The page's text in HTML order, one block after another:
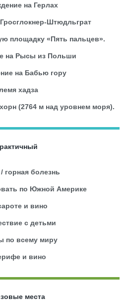
на Герлах
Штюдльграт
площадку «Пять пальцев».
на Рысы из Польши
на Бабью гору
хадза
(2764 м над уровнем моря).
горная болезнь
по Южной Америке
и вино
с детьми
по всему миру
и вино
места